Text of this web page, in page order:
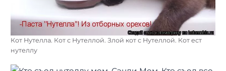
Кот Нутелла. Кот с Нутеллой. Злой кот с Нутеллой. Кот ест
нутеллу